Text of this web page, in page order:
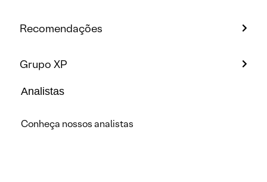
Recomendações
Grupo XP
Analistas
Conheça nossos analistas